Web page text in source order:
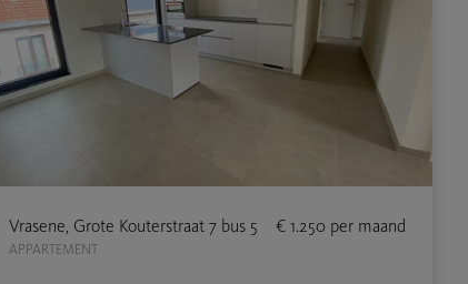
Vrasene, Grote Kouterstraat 7 bus 5
APPARTEMENT
€ 1.250 per maand